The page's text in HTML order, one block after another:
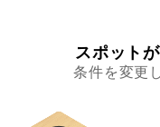
スポット
条件を変更